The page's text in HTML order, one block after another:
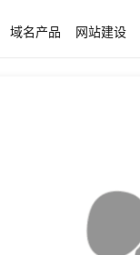
域名产品 网站建设